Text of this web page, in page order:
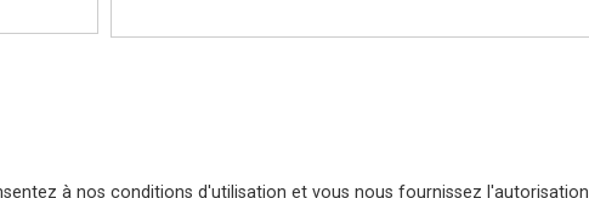
à nos conditions d'utilisation et vous nous fournissez l'autorisation